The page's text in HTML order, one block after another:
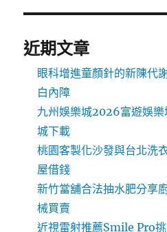
近期文章
眼科增進童顏針的新陳代
白內障
九州娛樂城2026富遊娛
城下載
桃園客製化沙發與台北洗
屋借錢
新竹當舖合法抽水肥分享
械買賣
近視雷射推薦Smile Pro